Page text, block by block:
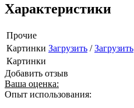
Характеристики
Прочие
Картинки Загрузить /Загрузить
Картинки
Добавить отзыв
Ваша оценка:
Опыт использования: